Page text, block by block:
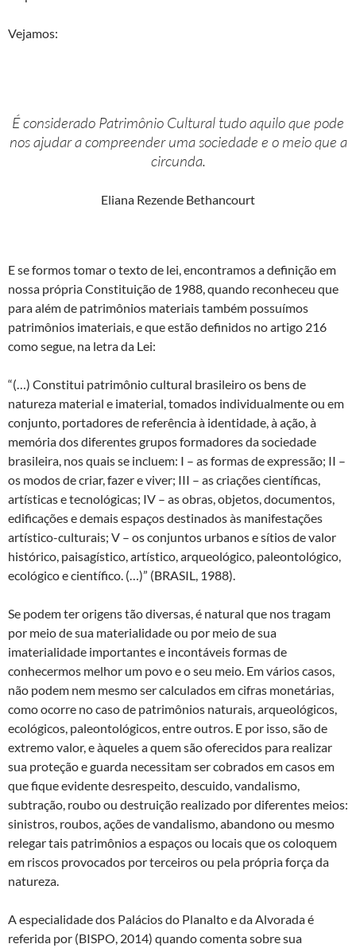
Vejamos:
É considerado Patrimônio Cultural tudo aquilo que pode
nos ajudar a compreender uma sociedade e o meio que a
circunda.
Eliana Rezende Bethancourt
E se formos tomar o texto de lei, encontramos a definição em
nossa própria Constituição de 1988, quando reconheceu que
para além de patrimônios materiais também possuímos
patrimônios imateriais, e que estão definidos no artigo 216
como segue, na letra da Lei:
“(…) Constitui patrimônio cultural brasileiro os bens de
natureza material e imaterial, tomados individualmente ou em
conjunto, portadores de referência à identidade, à ação, à
memória dos diferentes grupos formadores da sociedade
brasileira, nos quais se incluem: I – as formas de expressão; II –
os modos de criar, fazer e viver; III – as criações científicas,
artísticas e tecnológicas; IV – as obras, objetos, documentos,
edificações e demais espaços destinados às manifestações
artístico-culturais; V – os conjuntos urbanos e sítios de valor
histórico, paisagístico, artístico, arqueológico, paleontológico,
ecológico e científico. (…)” (BRASIL, 1988).
Se podem ter origens tão diversas, é natural que nos tragam
por meio de sua materialidade ou por meio de sua
imaterialidade importantes e incontáveis formas de
conhecermos melhor um povo e o seu meio. Em vários casos,
não podem nem mesmo ser calculados em cifras monetárias,
como ocorre no caso de patrimônios naturais, arqueológicos,
ecológicos, paleontológicos, entre outros. E por isso, são de
extremo valor, e àqueles a quem são oferecidos para realizar
sua proteção e guarda necessitam ser cobrados em casos em
que fique evidente desrespeito, descuido, vandalismo,
subtração, roubo ou destruição realizado por diferentes meios:
sinistros, roubos, ações de vandalismo, abandono ou mesmo
relegar tais patrimônios a espaços ou locais que os coloquem
em riscos provocados por terceiros ou pela própria força da
natureza.
A especialidade dos Palácios do Planalto e da Alvorada é
referida por (BISPO, 2014) quando comenta sobre sua